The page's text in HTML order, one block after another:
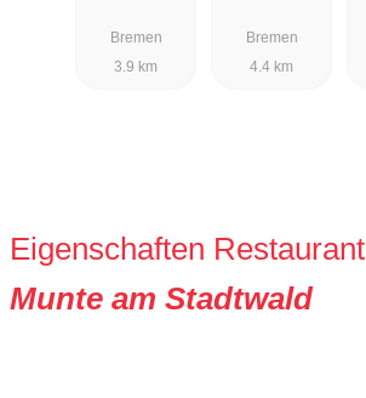
Bremen
3.9 km
Bremen
4.4 km
Eigenschaften Restaurant
Munte am Stadtwald